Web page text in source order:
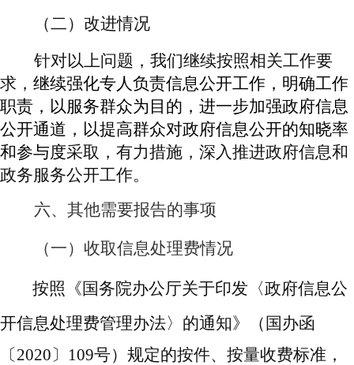
（二）改进情况
针对以上问题，我们继续按照相关工作要
求， 继续强化专人负责信息公开工作，明确工作
职责，以服务群众为目的，进一步加强政府信息
公开通道，以提高群众对政府信息公开的知晓率
和参与度采取，有力措施，深入推进政府信息和
政务服务公开工作。
六、其他需要报告的事项
（一）收取信息处理费情况
按照《国务院办公厅关于印发〈政府信息公
开信息处理费管理办法〉的通知》（国办函
〔2020〕109号）规定的按件、按量收费标准，